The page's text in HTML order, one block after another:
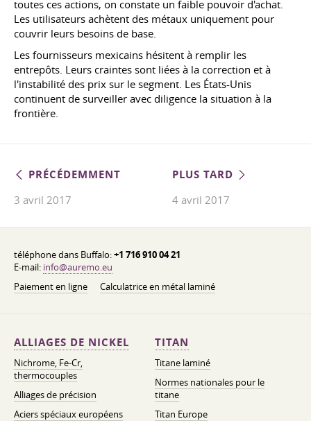
toutes ces actions, on constate un faible pouvoir d'achat.
Les utilisateurs achètent des métaux uniquement pour
couvrir leurs besoins de base.
Les fournisseurs mexicains hésitent à remplir les
entrepôts. Leurs craintes sont liées à la correction et à
l'instabilité des prix sur le segment. Les États-Unis
continuent de surveiller avec diligence la situation à la
frontière.
PRÉCÉDEMMENT
3 avril 2017
PLUS TARD
4 avril 2017
téléphone dans Buffalo:+1 716 910 04 21
E-mail: info@auremo.eu
Paiement en ligne
Calculatrice en métal laminé
ALLIAGES DE NICKEL
Nichrome, Fe-Cr,
thermocouples
Alliages de précision
Aciers spéciaux européens
TITAN
Titane laminé
Normes nationales pour le
titane
Titan Europe